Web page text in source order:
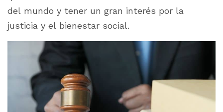
del mundo y tener un gran interés por la
justicia y el bienestar social.